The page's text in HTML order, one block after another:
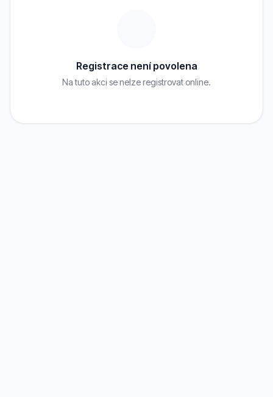
Registrace není povolena
Na tuto akci se nelze registrovat online.